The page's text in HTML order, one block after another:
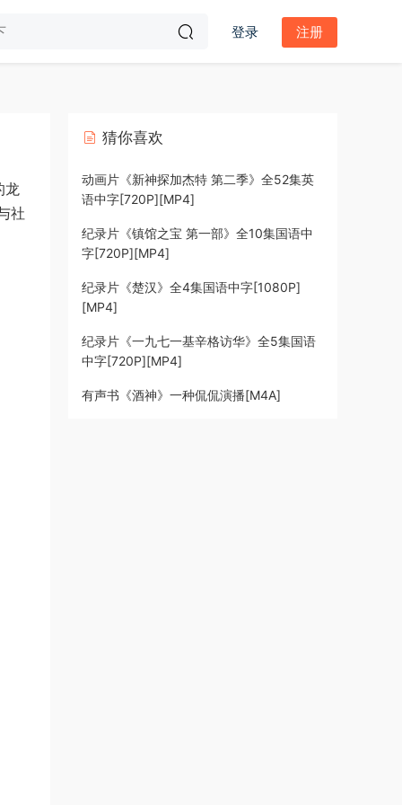
登录 注册
龙
社
猜你喜欢
动画片《新神探加杰特 第二季》全52集英
语中字[720P][MP4]
纪录片《镇馆之宝 第一部》全10集国语中
字[720P][MP4]
纪录片《楚汉》全4集国语中字[1080P]
[MP4]
纪录片《一九七一基辛格访华》全5集国语
中字[720P][MP4]
有声书《酒神》一种侃侃演播[M4A]